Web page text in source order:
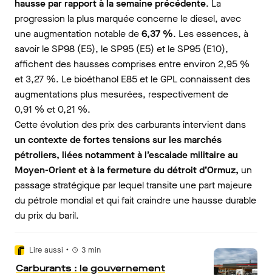
hausse par rapport à la semaine précédente. La
progression la plus marquée concerne le diesel, avec
une augmentation notable de6,37 %. Les essences, à
savoir le SP98 (E5), le SP95 (E5) et le SP95 (E10),
affichent des hausses comprises entre environ 2,95 %
et 3,27 %. Le bioéthanol E85 et le GPL connaissent des
augmentations plus mesurées, respectivement de
0,91 % et 0,21 %.
Cette évolution des prix des carburants intervient dans
un contexte de fortes tensions sur les marchés
pétroliers, liées notamment à l’escalade militaire au
Moyen-Orient et à la fermeture du détroit d’Ormuz, un
passage stratégique par lequel transite une part majeure
du pétrole mondial et qui fait craindre une hausse durable
du prix du baril.
Lire aussi • 3 min
Carburants : le gouvernement